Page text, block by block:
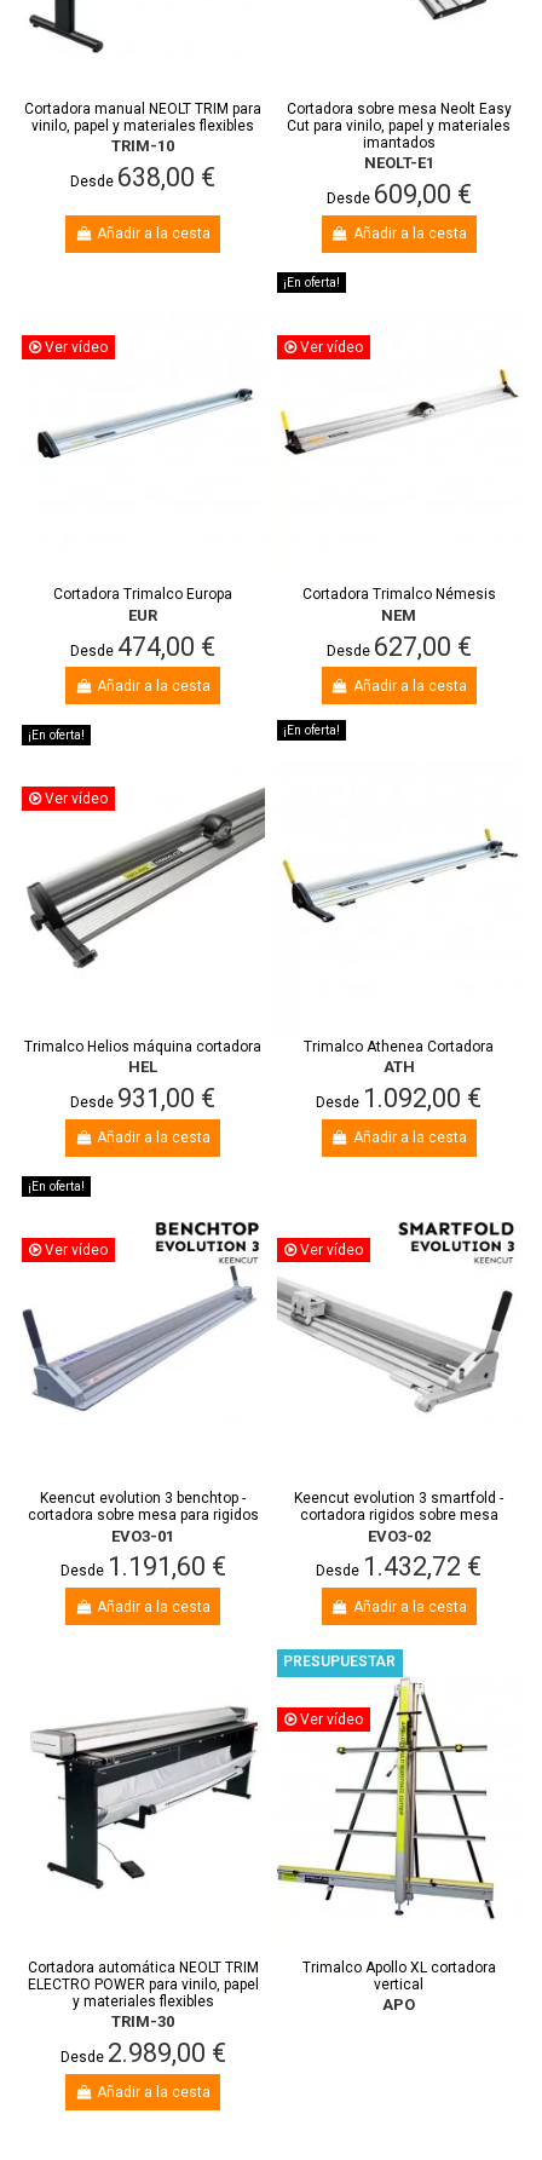
Cortadora manual NEOLT TRIM para
vinilo, papel y materiales flexibles
TRIM-10
Desde 638,00 €
Añadir a la cesta
Cortadora sobre mesa Neolt Easy
Cut para vinilo, papel y materiales
imantados
NEOLT-E1
Desde 609,00 €
Añadir a la cesta
Ver vídeo
Cortadora Trimalco Europa
EUR
Desde 474,00 €
Añadir a la cesta
Ver vídeo
¡En oferta!
Cortadora Trimalco Némesis
NEM
Desde 627,00 €
Añadir a la cesta
Ver vídeo
¡En oferta!
Trimalco Helios máquina cortadora
HEL
Desde 931,00 €
Añadir a la cesta
¡En oferta!
Trimalco Athenea Cortadora
ATH
Desde 1.092,00 €
Añadir a la cesta
Ver vídeo
¡En oferta!
Keencut evolution 3 benchtop -
cortadora sobre mesa para rigidos
EVO3-01
Desde 1.191,60 €
Añadir a la cesta
Ver vídeo
Keencut evolution 3 smartfold -
cortadora rigidos sobre mesa
EVO3-02
Desde 1.432,72 €
Añadir a la cesta
Cortadora automática NEOLT TRIM
ELECTRO POWER para vinilo, papel
y materiales flexibles
TRIM-30
Desde 2.989,00 €
Añadir a la cesta
Ver vídeo
PRESUPUESTAR
Trimalco Apollo XL cortadora
vertical
APO